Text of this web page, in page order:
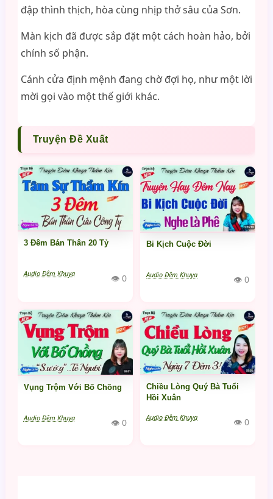
đập thình thịch, hòa cùng nhịp thở sâu của Sơn.
Màn kịch đã được sắp đặt một cách hoàn hảo, bởi
chính số phận.
Cánh cửa định mệnh đang chờ đợi họ, như một lời
mời gọi vào một thế giới khác.
Truyện Đề Xuất
3 Đêm Bán Thân 20 Tỷ
Audio Đêm Khuya 👁 0
Bi Kịch Cuộc Đời
Audio Đêm Khuya 👁 0
Vụng Trộm Với Bố Chồng
Audio Đêm Khuya 👁 0
Chiều Lòng Quý Bà Tuổi
Hồi Xuân
Audio Đêm Khuya 👁 0